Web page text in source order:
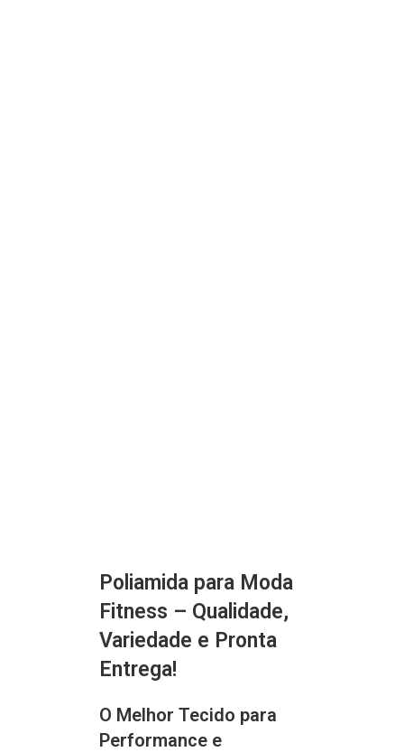
Poliamida para Moda
Fitness – Qualidade,
Variedade e Pronta
Entrega!
O Melhor Tecido para
Performance e